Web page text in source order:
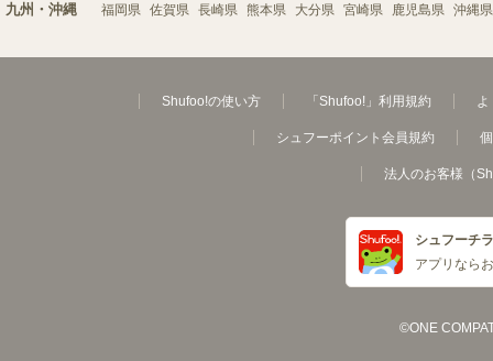
九州・沖縄 福岡県 佐賀県 長崎県 熊本県 大分県 宮崎県 鹿児島県 沖縄県
Shufoo!の使い方 「Shufoo!」利用規約 よ
シュフーポイント会員規約
法人のお客様（
シュフーチ
アプリなら
©ONE